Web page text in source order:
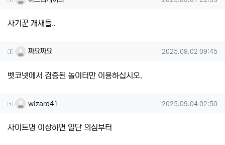
사기꾼 개새들..
짜요짜요님의 댓글
짜요짜요 작성일
2025.09.02 09:45
벳코넷에서 검증된 놀이터만 이용하십시오.
wizard41님의 댓글
wizard41 작성일
2025.09.04 02:50
사이트명 이상하면 일단 의심부터